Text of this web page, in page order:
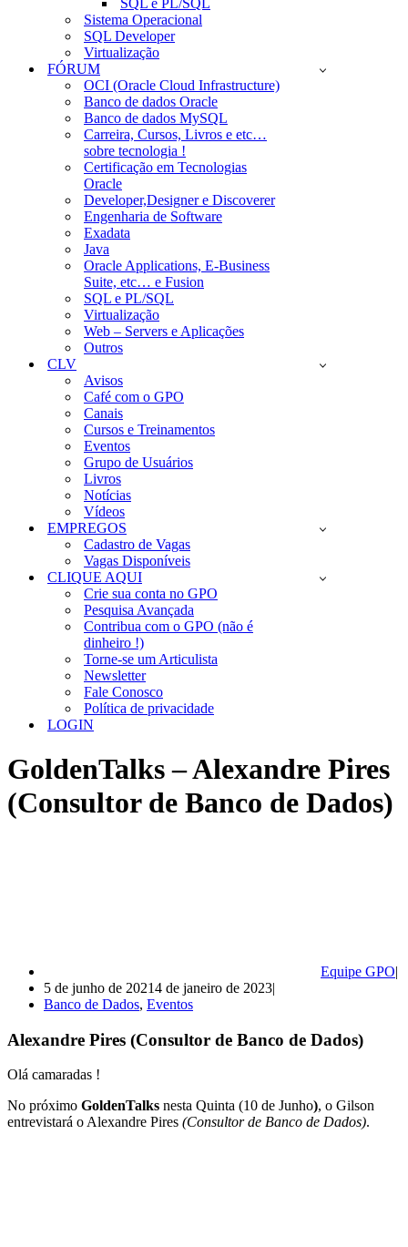
SQL e PL/SQL
Sistema Operacional
SQL Developer
Virtualização
FÓRUM
OCI (Oracle Cloud Infrastructure)
Banco de dados Oracle
Banco de dados MySQL
Carreira, Cursos, Livros e etc…
sobre tecnologia !
Certificação em Tecnologias
Oracle
Developer,Designer e Discoverer
Engenharia de Software
Exadata
Java
Oracle Applications, E-Business
Suite, etc… e Fusion
SQL e PL/SQL
Virtualização
Web – Servers e Aplicações
Outros
CLV
Avisos
Café com o GPO
Canais
Cursos e Treinamentos
Eventos
Grupo de Usuários
Livros
Notícias
Vídeos
EMPREGOS
Cadastro de Vagas
Vagas Disponíveis
CLIQUE AQUI
Crie sua conta no GPO
Pesquisa Avançada
Contribua com o GPO (não é
dinheiro !)
Torne-se um Articulista
Newsletter
Fale Conosco
Política de privacidade
LOGIN
GoldenTalks – Alexandre Pires
(Consultor de Banco de Dados)
Equipe GPO
5 de junho de 20214 de janeiro de 2023
Banco de Dados, Eventos
Alexandre Pires (Consultor de Banco de Dados)
Olá camaradas !
No próximo GoldenTalks nesta Quinta (10 de Junho), o Gilson
entrevistará o Alexandre Pires (Consultor de Banco de Dados).